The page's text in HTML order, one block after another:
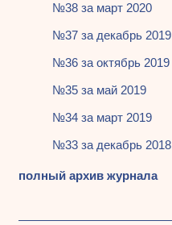
№38 за март 2020
№37 за декабрь 2019
№36 за октябрь 2019
№35 за май 2019
№34 за март 2019
№33 за декабрь 2018
полный архив журнала